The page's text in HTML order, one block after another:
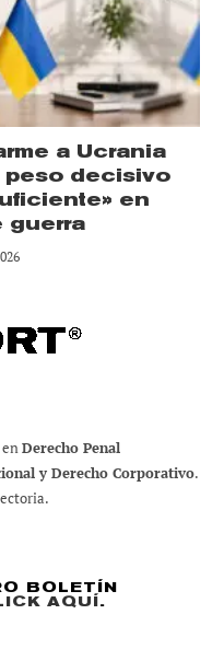
a Ucrania
peso decisivo
en
guerra
enDerecho Penal
y Derecho Corporativo.
BOLETÍN
AQUÍ.